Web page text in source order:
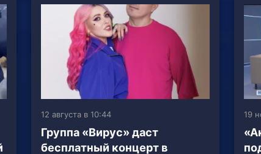
12 августа в 10:44
Группа «Вирус» даст
бесплатный концерт в
19